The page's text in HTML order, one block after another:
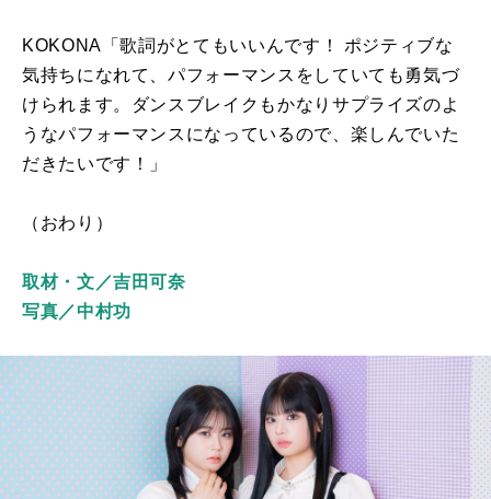
KOKONA「歌詞がとてもいいんです！ ポジティブな
気持ちになれて
、パフォーマンスをしていても勇気づ
けられます。ダンスブレイクもかなりサプライズのよ
うなパフォーマンスになっているので、楽しんでいた
だきたいです！」
（おわり）
取材・文／吉田可奈
写真／中村功